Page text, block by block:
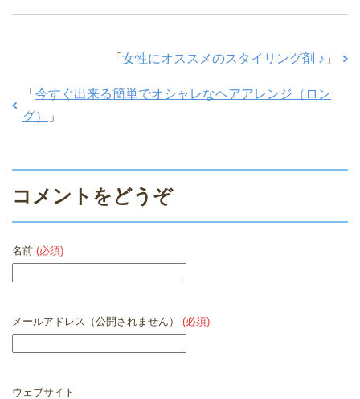
「 女性にオススメのスタイリング剤 ♪ 」
「 今すぐ出来る簡単でオシャレなヘアアレンジ（ロン
グ）
」
コメントをどうぞ
名前 (必須)
メールアドレス（公開されません） (必須)
ウェブサイト